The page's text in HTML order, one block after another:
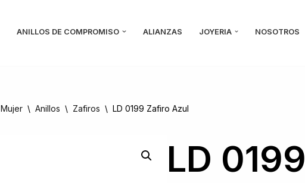
ANILLOS DE COMPROMISO ALIANZAS JOYERIA NOSOTROS
Mujer \ Anillos \ Zafiros \ LD 0199 Zafiro Azul
LD 0199